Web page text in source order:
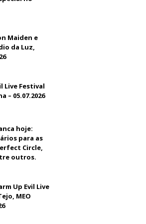
Maiden e
da Luz,
Live Festival
– 05.07.2026
hoje:
para as
Circle,
outros.
Up Evil Live
MEO